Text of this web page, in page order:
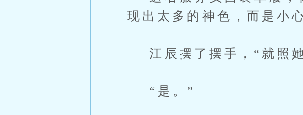
现出太多的神色，而是小
江辰摆了摆手，“就照
“是。”